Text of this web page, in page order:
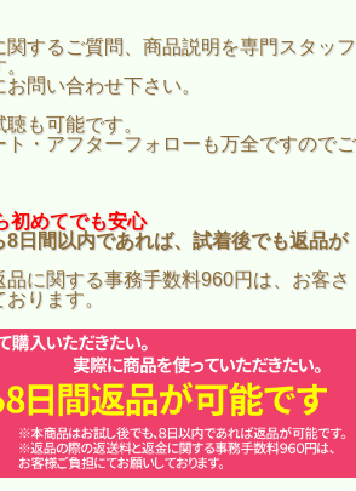
するご質問、商品説明を専門スタッフ
問い合わせ下さい。
も可能です。
ト・アフターフォローも万全ですのでご
初めてでも安心
日間以内であれば、試着後でも返品が
に関する事務手数料960円は、お客さ
ります。